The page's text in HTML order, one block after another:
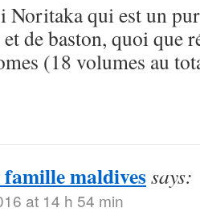
Noritaka qui est un
de baston, quoi que
(18 volumes au
famille maldivessays:
at 14 h 54 min